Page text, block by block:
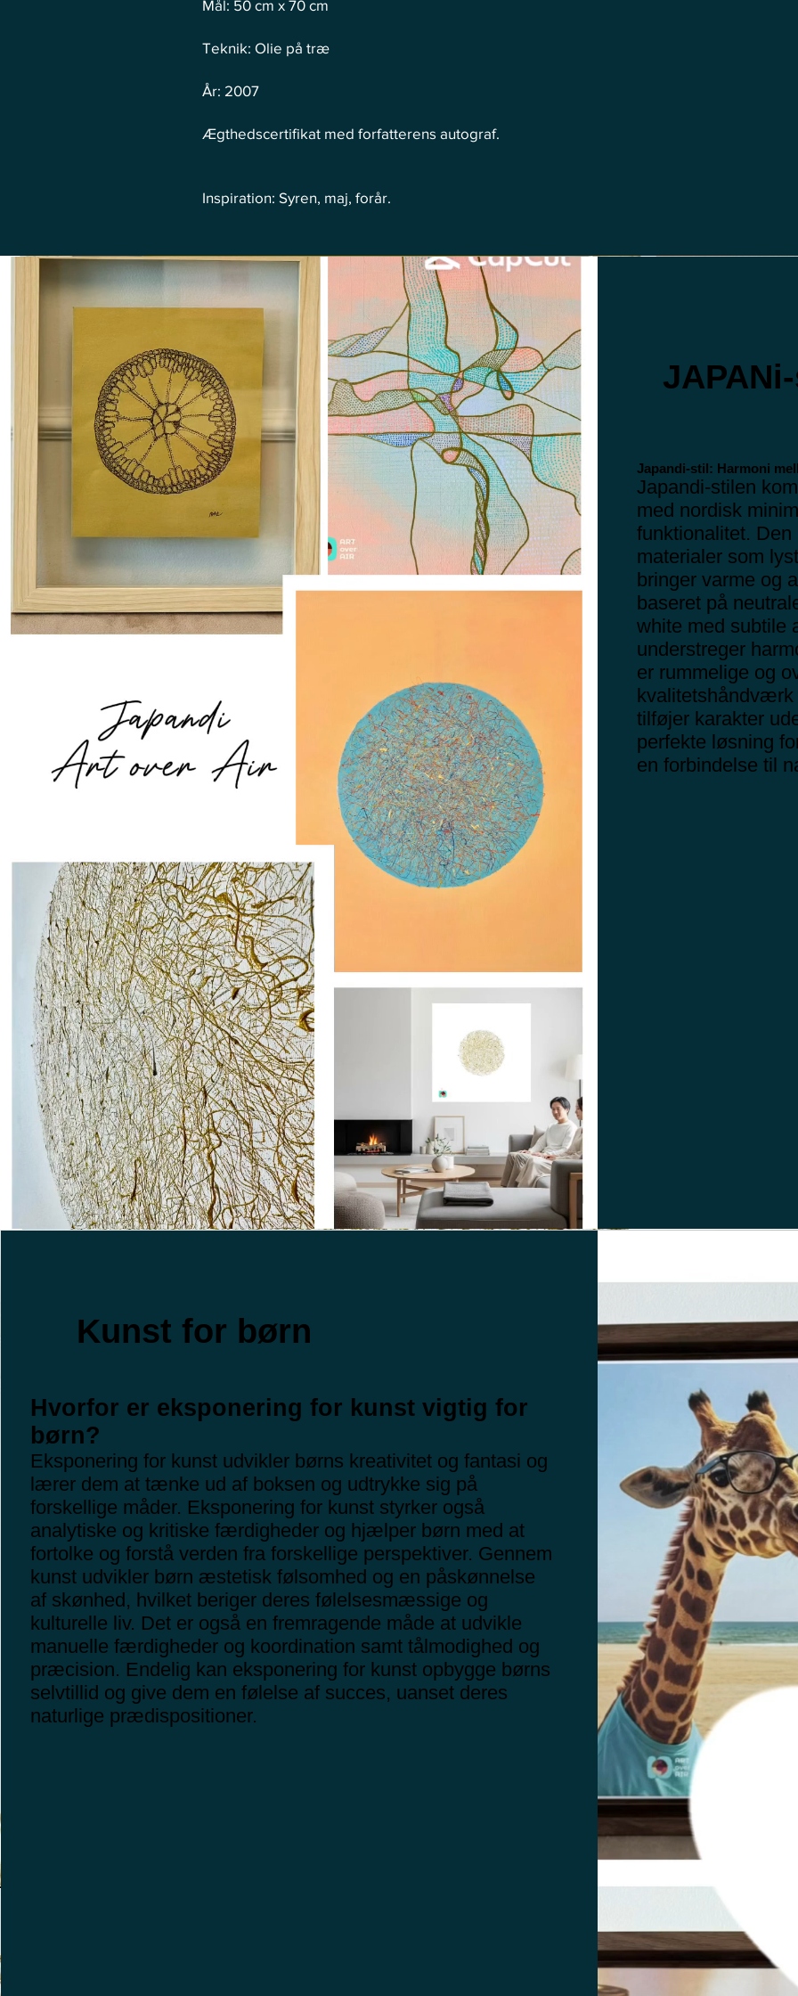
Mål: 50 cm x 70 cm
Teknik: Olie på træ
År: 2007
Ægthedscertifikat med forfatterens autograf.
Inspiration: Syren, maj, forår.
Japandi-stil: Harmoni
Japandi-stilen
med nordisk
funktionalitet.
materialer som
bringer varme og
baseret på
white med subtile
understreger
er rummelige og
kvalitetshåndværk
tilføjer karakter
perfekte løsning
en forbindelse til
Kunst for børn
Hvorfor er eksponering for kunst vigtig for
børn?
Eksponering for kunst udvikler børns kreativitet og fantasi og
lærer dem at tænke ud af boksen og udtrykke sig på
forskellige måder. Eksponering for kunst styrker også
analytiske og kritiske færdigheder og hjælper børn med at
fortolke og forstå verden fra forskellige perspektiver. Gennem
kunst udvikler børn æstetisk følsomhed og en påskønnelse
af skønhed, hvilket beriger deres følelsesmæssige og
kulturelle liv. Det er også en fremragende måde at udvikle
manuelle færdigheder og koordination samt tålmodighed og
præcision. Endelig kan eksponering for kunst opbygge børns
selvtillid og give dem en følelse af succes, uanset deres
naturlige prædispositioner.